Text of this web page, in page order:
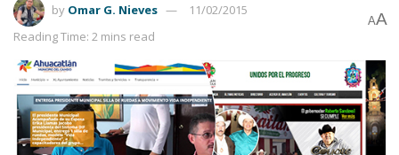
by Omar G. Nieves
11/02/2015
Reading Time: 2 mins read
AA